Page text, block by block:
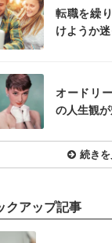
転職を繰
けようか
オードリ
の人生観が
続き
クアップ記事